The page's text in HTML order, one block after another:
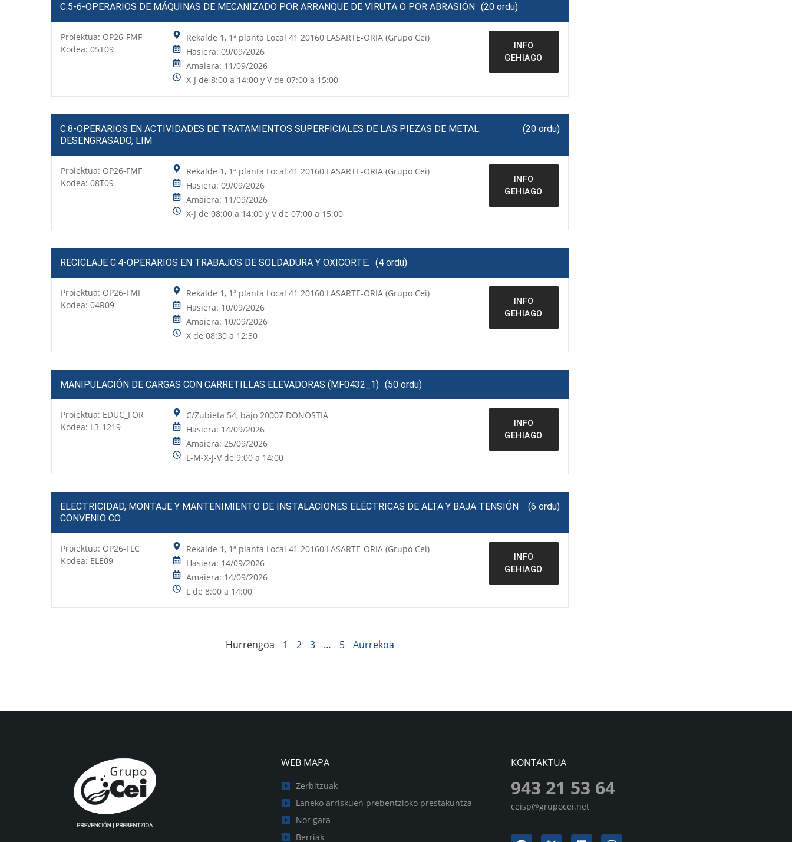
C.5-6-OPERARIOS DE MÁQUINAS DE MECANIZADO POR ARRANQUE DE VIRUTA O POR ABRASIÓN (20 ordu)
Proiektua: OP26-FMF
Kodea: 05T09
Rekalde 1, 1ª planta Local 41 20160 LASARTE-ORIA (Grupo Cei)
Hasiera: 09/09/2026
Amaiera: 11/09/2026
X-J de 8:00 a 14:00 y V de 07:00 a 15:00
INFO
GEHIAGO
C.8-OPERARIOS EN ACTIVIDADES DE TRATAMIENTOS SUPERFICIALES DE LAS PIEZAS DE METAL:
DESENGRASADO, LIM
(20 ordu)
Proiektua: OP26-FMF
Kodea: 08T09
Rekalde 1, 1ª planta Local 41 20160 LASARTE-ORIA (Grupo Cei)
Hasiera: 09/09/2026
Amaiera: 11/09/2026
X-J de 08:00 a 14:00 y V de 07:00 a 15:00
INFO
GEHIAGO
RECICLAJE C.4-OPERARIOS EN TRABAJOS DE SOLDADURA Y OXICORTE. (4 ordu)
Proiektua: OP26-FMF
Kodea: 04R09
Rekalde 1, 1ª planta Local 41 20160 LASARTE-ORIA (Grupo Cei)
Hasiera: 10/09/2026
Amaiera: 10/09/2026
X de 08:30 a 12:30
INFO
GEHIAGO
MANIPULACIÓN DE CARGAS CON CARRETILLAS ELEVADORAS (MF0432_1) (50 ordu)
Proiektua: EDUC_FOR
Kodea: L3-1219
C/Zubieta 54, bajo 20007 DONOSTIA
Hasiera: 14/09/2026
Amaiera: 25/09/2026
L-M-X-J-V de 9:00 a 14:00
INFO
GEHIAGO
ELECTRICIDAD, MONTAJE Y MANTENIMIENTO DE INSTALACIONES ELÉCTRICAS DE ALTA Y BAJA TENSIÓN
CONVENIO CO
(6 ordu)
Proiektua: OP26-FLC
Kodea: ELE09
Rekalde 1, 1ª planta Local 41 20160 LASARTE-ORIA (Grupo Cei)
Hasiera: 14/09/2026
Amaiera: 14/09/2026
L de 8:00 a 14:00
INFO
GEHIAGO
Hurrengoa 1 2 3 … 5 Aurrekoa
WEB MAPA
Zerbitzuak
Laneko arriskuen prebentzioko prestakuntza
Nor gara
Berriak
KONTAKTUA
943 21 53 64
ceisp@grupocei.net